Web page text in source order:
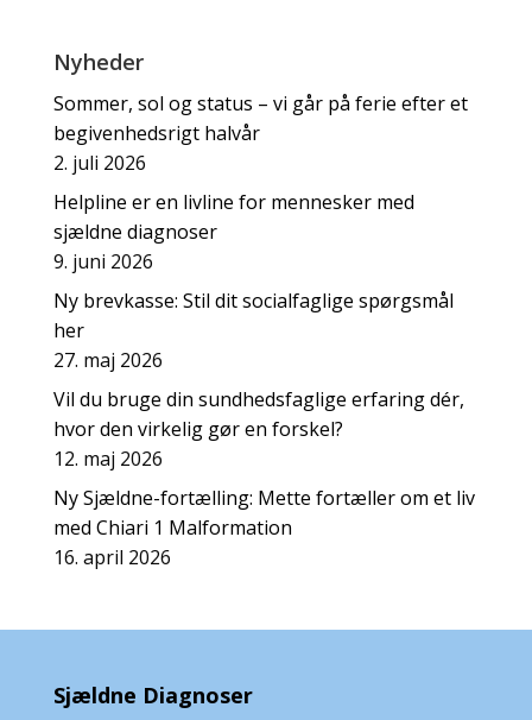
Nyheder
Sommer, sol og status – vi går på ferie efter et
begivenhedsrigt halvår
2. juli 2026
Helpline er en livline for mennesker med
sjældne diagnoser
9. juni 2026
Ny brevkasse: Stil dit socialfaglige spørgsmål
her
27. maj 2026
Vil du bruge din sundhedsfaglige erfaring dér,
hvor den virkelig gør en forskel?
12. maj 2026
Ny Sjældne-fortælling: Mette fortæller om et liv
med Chiari 1 Malformation
16. april 2026
Sjældne Diagnoser